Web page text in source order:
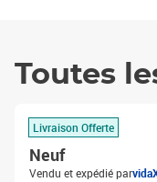
Toutes
Livraison Offerte
Neuf
Vendu et expédié par